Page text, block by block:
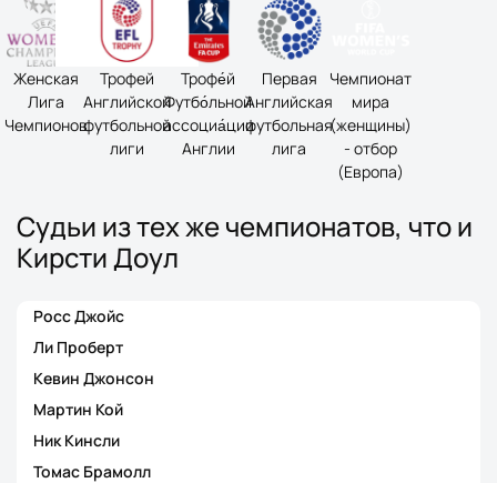
Женская
Лига
Чемпионов
Трофей
Английской
футбольной
лиги
Трофе́й
Футбо́льной
ассоциа́ции
Англии
Первая
Английская
футбольная
лига
Чемпионат
мира
(женщины)
- отбор
(Европа)
Судьи из тех же чемпионатов, что и
Кирсти Доул
Росс Джойс
Ли Проберт
Кевин Джонсон
Мартин Кой
Ник Кинсли
Томас Брамолл